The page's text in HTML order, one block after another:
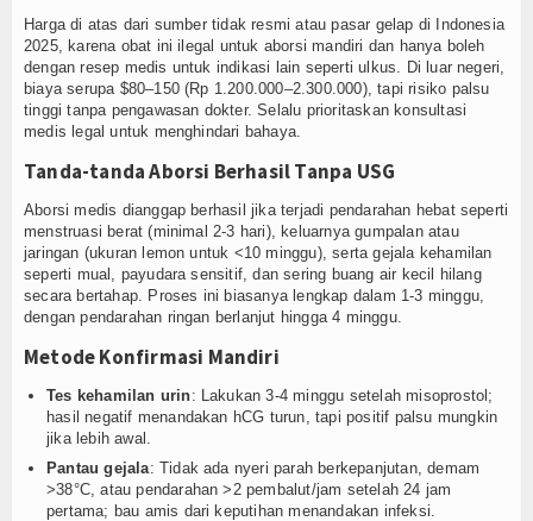
Harga di atas dari sumber tidak resmi atau pasar gelap di Indonesia
2025, karena obat ini ilegal untuk aborsi mandiri dan hanya boleh
dengan resep medis untuk indikasi lain seperti ulkus. Di luar negeri,
biaya serupa $80–150 (Rp 1.200.000–2.300.000), tapi risiko palsu
tinggi tanpa pengawasan dokter. Selalu prioritaskan konsultasi
medis legal untuk menghindari bahaya.
Tanda-tanda Aborsi Berhasil Tanpa USG
Aborsi medis dianggap berhasil jika terjadi pendarahan hebat seperti
menstruasi berat (minimal 2-3 hari), keluarnya gumpalan atau
jaringan (ukuran lemon untuk <10 minggu), serta gejala kehamilan
seperti mual, payudara sensitif, dan sering buang air kecil hilang
secara bertahap. Proses ini biasanya lengkap dalam 1-3 minggu,
dengan pendarahan ringan berlanjut hingga 4 minggu.
Metode Konfirmasi Mandiri
Tes kehamilan urin: Lakukan 3-4 minggu setelah misoprostol;
hasil negatif menandakan hCG turun, tapi positif palsu mungkin
jika lebih awal.
Pantau gejala: Tidak ada nyeri parah berkepanjutan, demam
>38°C, atau pendarahan >2 pembalut/jam setelah 24 jam
pertama; bau amis dari keputihan menandakan infeksi.